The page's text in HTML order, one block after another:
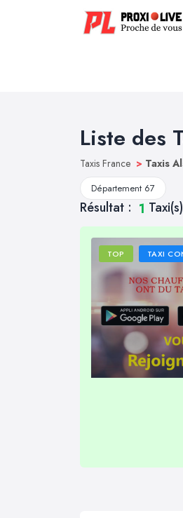
Liste des
Taxis France > Taxis
Département 67
Résultat : 1 Taxi(s)
TOP TAXI